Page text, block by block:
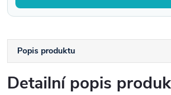
Popis produktu
Detailní popis